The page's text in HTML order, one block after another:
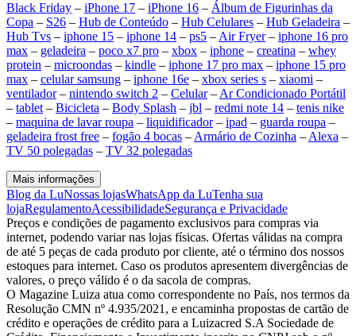
Black Friday – iPhone 17 – iPhone 16 – Álbum de Figurinhas da
Copa – S26 – Hub de Conteúdo – Hub Celulares – Hub Geladeira –
Hub Tvs – iphone 15 – iphone 14 – ps5 – Air Fryer– iphone 16 pro
max – geladeira – poco x7 pro – xbox – iphone – creatina – whey
protein – microondas – kindle – iphone 17 pro max – iphone 15 pro
max – celular samsung – iphone 16e – xbox series s – xiaomi –
ventilador– nintendo switch 2 – Celular– Ar Condicionado Portátil
– tablet – Bicicleta – Body Splash – jbl – redmi note 14 – tenis nike
– maquina de lavar roupa – liquidificador– ipad – guarda roupa –
geladeira frost free – fogão 4 bocas – Armário de Cozinha – Alexa –
TV 50 polegadas – TV 32 polegadas
Mais informações
Blog da LuNossas lojasWhatsApp da LuTenha sua
lojaRegulamentoAcessibilidadeSegurança e Privacidade
Preços e condições de pagamento exclusivos para compras via
internet, podendo variar nas lojas físicas. Ofertas válidas na compra
de até 5 peças de cada produto por cliente, até o término dos nossos
estoques para internet. Caso os produtos apresentem divergências de
valores, o preço válido é o da sacola de compras.
O Magazine Luiza atua como correspondente no País, nos termos da
Resolução CMN nº 4.935/2021, e encaminha propostas de cartão de
crédito e operações de crédito para a Luizacred S.A Sociedade de